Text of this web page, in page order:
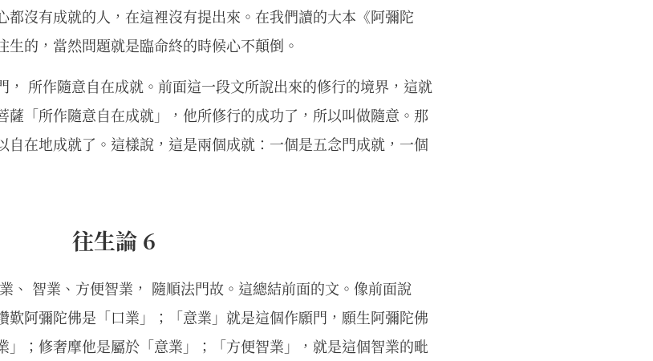
都沒有成就的人，在這裡沒有提出來。在我們讀的大本《阿彌陀
的，當然問題就是臨命終的時候心不顛倒。
， 所作隨意自在成就。前面這一段文所說出來的修行的境界，這就
薩「所作隨意自在成就」，他所修行的成功了，所以叫做隨意。那
自在地成就了。這樣說，這是兩個成就：一個是五念門成就，一個
往生論 6
、 智業、方便智業， 隨順法門故。這總結前面的文。像前面說
歎阿彌陀佛是「口業」；「意業」就是這個作願門，願生阿彌陀佛
」；修奢摩他是屬於「意業」；「方便智業」，就是這個智業的毗